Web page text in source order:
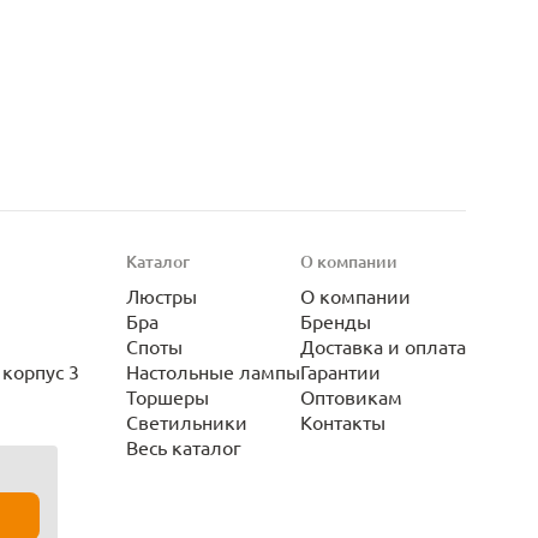
3
Каталог
Люстры
Бра
Споты
Настольные лампы
Торшеры
Светильники
Весь каталог
О компании
О компании
Бренды
Доставка и оплата
Гарантии
Оптовикам
Контакты